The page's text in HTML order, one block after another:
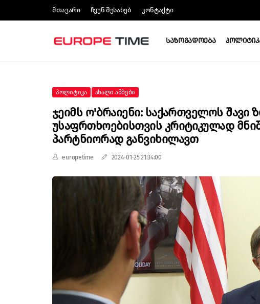
Მთავარი Ჩვენ Შესახებ Კონტაქტი
Საზოგადოება
Პოლიტიკა Ახალი Ამბები
Ჯეიმს Ო'ბრაიენი: Საქართველოს Შავი
Უსაფრთხოებისთვის Კრიტიკულად
Პარტნიორად Განვიხილავთ
europetime 2024-01-25 21:34:00